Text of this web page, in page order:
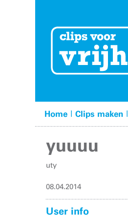
Home | Clips maken |
yuuuu
uty
08.04.2014
User info